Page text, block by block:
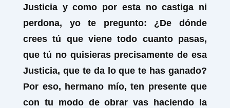
Justicia y como por esta no castiga ni
perdona, yo te pregunto: ¿De dónde
crees tú que viene todo cuanto pasas,
que tú no quisieras precisamente de esa
Justicia, que te da lo que te has ganado?
Por eso, hermano mío, ten presente que
con tu modo de obrar vas haciendo la